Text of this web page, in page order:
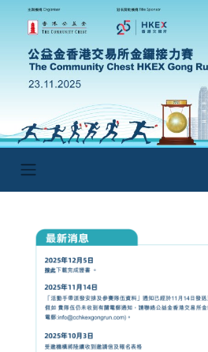
移至主內容